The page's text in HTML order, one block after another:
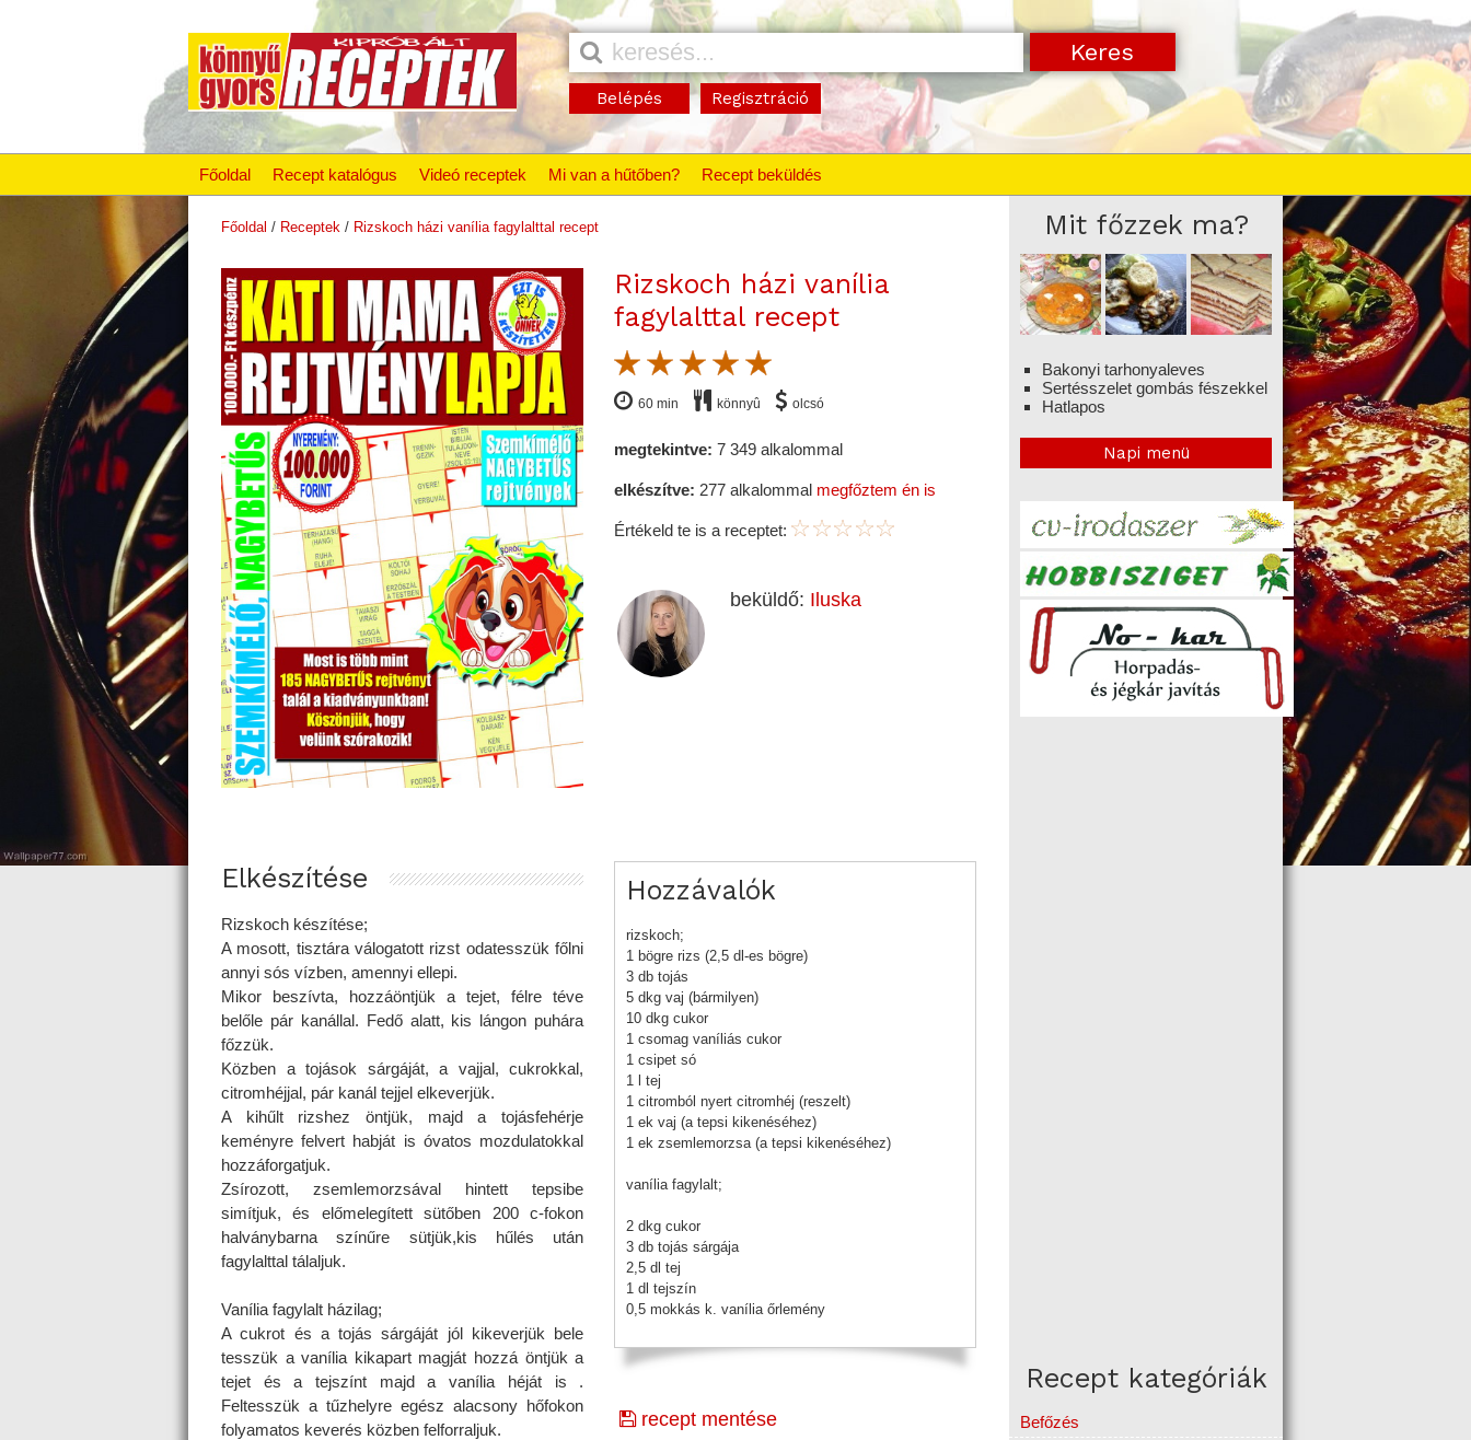
Belépés Regisztráció
Főoldal Recept katalógus Videó receptek Mi van a hűtőben? Recept beküldés
Főoldal / Receptek / Rizskoch házi vanília fagylalttal recept
Rizskoch házi vanília
fagylalttal recept
60 min könnyû olcsó
megtekintve: 7 349 alkalommal
elkészítve: 277 alkalommal megfőztem én is
Értékeld te is a receptet:
beküldő: Iluska
Elkészítése
Rizskoch készítése;
A mosott, tisztára válogatott rizst odatesszük főlni
annyi sós vízben, amennyi ellepi.
Mikor beszívta, hozzáöntjük a tejet, félre téve
belőle pár kanállal. Fedő alatt, kis lángon puhára
főzzük.
Közben a tojások sárgáját, a vajjal, cukrokkal,
citromhéjjal, pár kanál tejjel elkeverjük.
A kihűlt rizshez öntjük, majd a tojásfehérje
keményre felvert habját is óvatos mozdulatokkal
hozzáforgatjuk.
Zsírozott, zsemlemorzsával hintett tepsibe
simítjuk, és előmelegített sütőben 200 c-fokon
halványbarna színűre sütjük,kis hűlés után
fagylalttal tálaljuk.
Vanília fagylalt házilag;
A cukrot és a tojás sárgáját jól kikeverjük bele
tesszük a vanília kikapart magját hozzá öntjük a
tejet és a tejszínt majd a vanília héját is .
Feltesszük a tűzhelyre egész alacsony hőfokon
folyamatos keverés közben felforraljuk.
Hozzávalók
rizskoch;
1 bögre rizs (2,5 dl-es bögre)
3 db tojás
5 dkg vaj (bármilyen)
10 dkg cukor
1 csomag vaníliás cukor
1 csipet só
1 l tej
1 citromból nyert citromhéj (reszelt)
1 ek vaj (a tepsi kikenéséhez)
1 ek zsemlemorzsa (a tepsi kikenéséhez)
vanília fagylalt;
2 dkg cukor
3 db tojás sárgája
2,5 dl tej
1 dl tejszín
0,5 mokkás k. vanília őrlemény
recept mentése
Mit főzzek ma?
Bakonyi tarhonyaleves
Sertésszelet gombás fészekkel
Hatlapos
Napi menü
Recept kategóriák
Befőzés